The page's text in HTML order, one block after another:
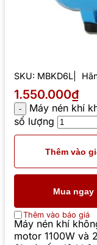
SKU: MBKD6L
1.550.000₫
Máy nén khí
số lượng
Thêm vào
Mua ngay
Thêm vào báo giá
Máy nén khí
motor 1100W và